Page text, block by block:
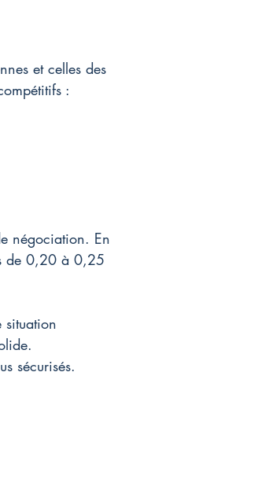
et celles des
:
négociation. En
de 0,20 à 0,25
situation
sécurisés.